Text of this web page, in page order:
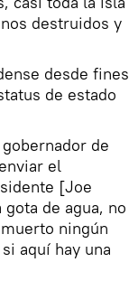
destruidos y
desde fines
de estado
de
el
[Joe
de agua, no
ningún
aquí hay una